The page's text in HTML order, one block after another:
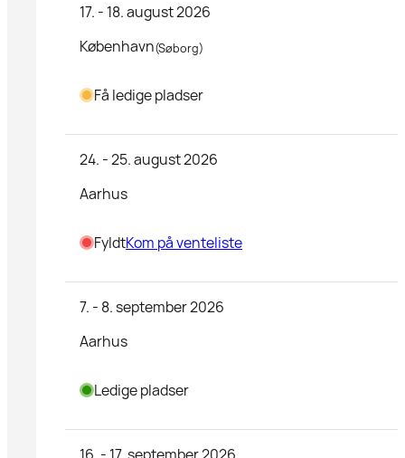
17. - 18. august 2026
København(Søborg)
Få ledige pladser
24. - 25. august 2026
Aarhus
FyldtKom på venteliste
7. - 8. september 2026
Aarhus
Ledige pladser